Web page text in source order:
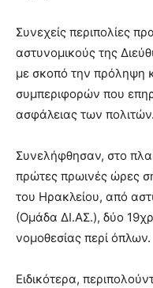
Συνεχείς περιπολίες
αστυνομικούς της
με σκοπό την πρόληψη
συμπεριφορών που
ασφάλειας των πολιτών.
Συνελήφθησαν, στο
πρώτες πρωινές ώρες
του Ηρακλείου, από
(Ομάδα ΔΙ.ΑΣ.), δύο
νομοθεσίας περί όπλων.
Ειδικότερα,